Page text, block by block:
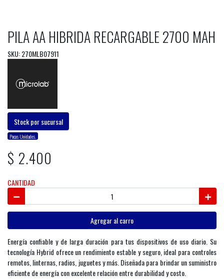
PILA AA HIBRIDA RECARGABLE 2700 MAH
SKU: 270MLB07911
Stock por sucursal
Pocas Unidades.
$ 2.400
CANTIDAD
Agregar al carro
Energía confiable y de larga duración para tus dispositivos de uso diario. Su
tecnología Hybrid ofrece un rendimiento estable y seguro, ideal para controles
remotos, linternas, radios, juguetes y más. Diseñada para brindar un suministro
eficiente de energía con excelente relación entre durabilidad y costo.